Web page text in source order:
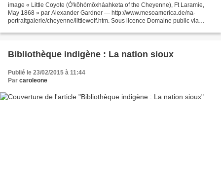
image « Little Coyote (Ó'kôhómôxháahketa of the Cheyenne), Ft Laramie,
May 1868 » par Alexander Gardner — http://www.mesoamerica.de/na-
portraitgalerie/cheyenne/littlewolf.htm. Sous licence Domaine public via
Bibliothèque indigène : La nation sioux
Publié le 23/02/2015 à 11:44
Par caroleone